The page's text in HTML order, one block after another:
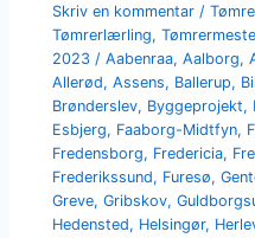
Skriv en kommentar /
Tømrerlærling,
2023/Aabenraa,Aalborg,
Allerød,Assens, Ballerup,
Brønderslev, Byggeprojekt,
Esbjerg, Faaborg-Midtfyn,
Fredensborg, Fredericia,
Frederikssund, Furesø,
Greve,Gribskov,
Hedensted, Helsingør,